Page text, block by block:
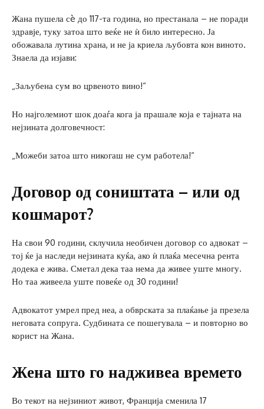
Жана пушела сè до 117-та година, но престанала – не поради
здравје, туку затоа што веќе не ѝ било интересно. Ја
обожавала лутина храна, и не ја криела љубовта кон виното.
Знаела да изјави:
„Заљубена сум во црвеното вино!“
Но најголемиот шок доаѓа кога ја прашале која е тајната на
нејзината долговечност:
„Можеби затоа што никогаш не сум работела!“
Договор од соништата – или од
кошмарот?
На свои 90 години, склучила необичен договор со адвокат –
тој ќе ја наследи нејзината куќа, ако ѝ плаќа месечна рента
додека е жива. Сметал дека таа нема да живее уште многу.
Но таа живеела уште повеќе од 30 години!
Адвокатот умрел пред неа, а обврската за плаќање ја презела
неговата сопруга. Судбината се пошегувала – и повторно во
корист на Жана.
Жена што го надживеа времето
Во текот на нејзиниот живот, Франција сменила 17